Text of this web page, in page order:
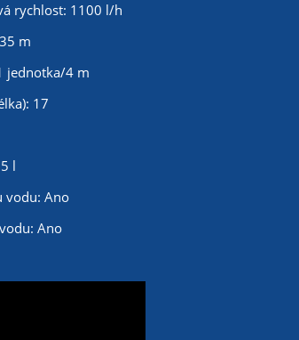
rychlost: 1100 l/h
m
jednotka/4 m
17
l
vodu: Ano
Ano